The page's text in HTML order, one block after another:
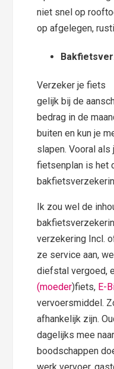
niet snel op
op afgelegen,
Verzeker je fiets
gelijk bij de
bedrag in de
buiten en kun je
slapen. Vooral als
fietsenplan is het
Ik zou wel de
verzekering Incl.
ze service aan,
diefstal vergoed,
(moeder)fiets, E-
vervoersmiddel.
afhankelijk zijn.
dagelijks mee
boodschappen